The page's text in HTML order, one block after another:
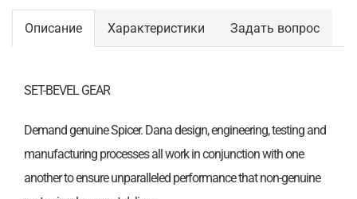
Описание Характеристики Задать вопрос
SET-BEVEL GEAR
Demand genuine Spicer. Dana design, engineering, testing and
manufacturing processes all work in conjunction with one
another to ensure unparalleled performance that non-genuine